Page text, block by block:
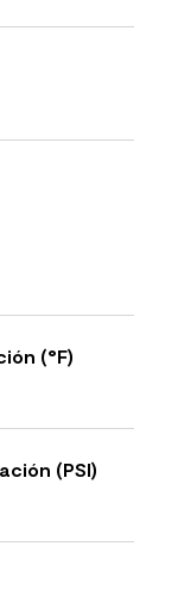
(°F)
(PSI)